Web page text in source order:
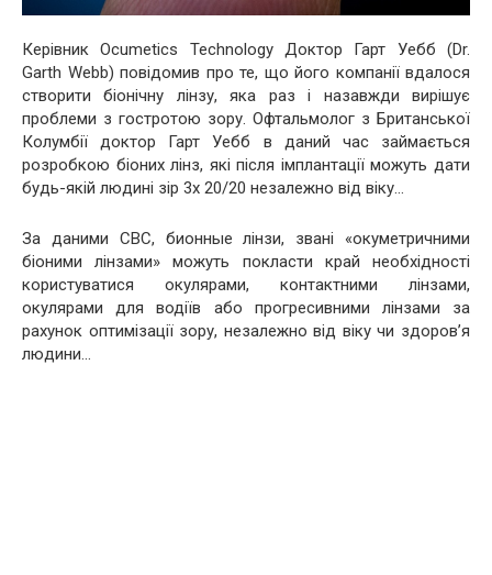
Керівник Ocumetics Technology Доктор Гарт Уебб (Dr.
Garth Webb) повідомив про те, що його компанії вдалося
створити біонічну лінзу, яка раз і назавжди вирішує
проблеми з гостротою зору. Офтальмолог з Британської
Колумбії доктор Гарт Уебб в даний час займається
розробкою біоних лінз, які після імплантації можуть дати
будь-якій людині зір 3x 20/20 незалежно від віку…
За даними CBC, бионные лінзи, звані «окуметричними
біоними лінзами» можуть покласти край необхідності
користуватися окулярами, контактними лінзами,
окулярами для водіїв або прогресивними лінзами за
рахунок оптимізації зору, незалежно від віку чи здоров’я
людини…